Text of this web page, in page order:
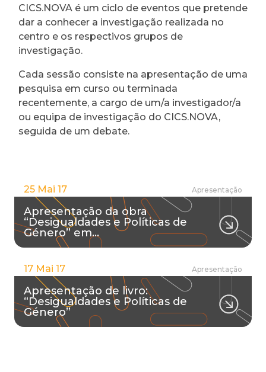
CICS.NOVA é um ciclo de eventos que pretende
dar a conhecer a investigação realizada no
centro e os respectivos grupos de
investigação.
Cada sessão consiste na apresentação de uma
pesquisa em curso ou terminada
recentemente, a cargo de um/a investigador/a
ou equipa de investigação do CICS.NOVA,
seguida de um debate.
25 Mai 17 Apresentação
Apresentação da obra
“Desigualdades e Políticas de
Género” em…
17 Mai 17 Apresentação
Apresentação de livro:
“Desigualdades e Políticas de
Género”